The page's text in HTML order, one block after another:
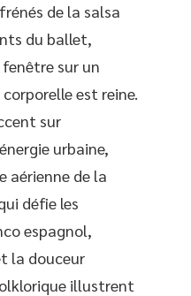
de la salsa
du ballet,
sur un
est reine.
sur
urbaine,
aérienne de la
défie les
espagnol,
la douceur
illustrent